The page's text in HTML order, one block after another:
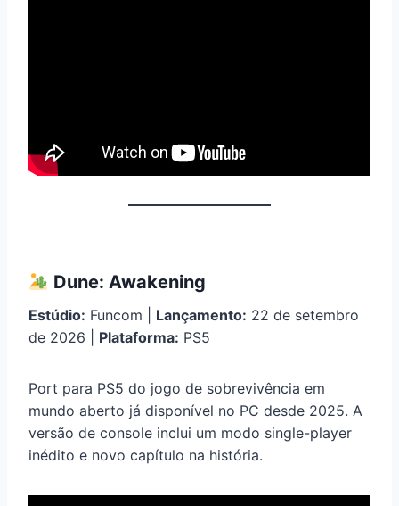
Dune: Awakening
Estúdio: Funcom | Lançamento: 22 de setembro
de 2026 | Plataforma: PS5
Port para PS5 do jogo de sobrevivência em
mundo aberto já disponível no PC desde 2025. A
versão de console inclui um modo single-player
inédito e novo capítulo na história.